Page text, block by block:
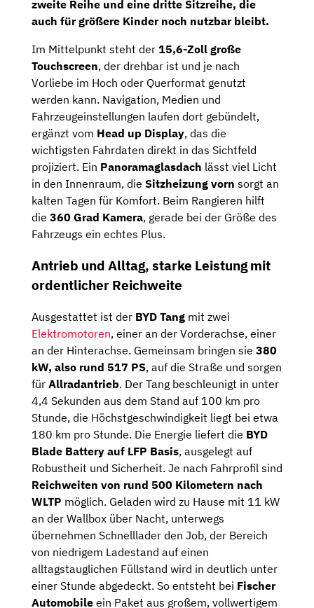
zweite Reihe und eine dritte Sitzreihe, die
auch für größere Kinder noch nutzbar bleibt.
Im Mittelpunkt steht der 15,6-Zoll große
Touchscreen, der drehbar ist und je nach
Vorliebe im Hoch oder Querformat genutzt
werden kann. Navigation, Medien und
Fahrzeugeinstellungen laufen dort gebündelt,
ergänzt vom Head up Display, das die
wichtigsten Fahrdaten direkt in das Sichtfeld
projiziert. Ein Panoramaglasdach lässt viel Licht
in den Innenraum, die Sitzheizung vorn sorgt an
kalten Tagen für Komfort. Beim Rangieren hilft
die 360 Grad Kamera, gerade bei der Größe des
Fahrzeugs ein echtes Plus.
Antrieb und Alltag, starke Leistung mit
ordentlicher Reichweite
Ausgestattet ist der BYD Tang mit zwei
Elektromotoren, einer an der Vorderachse, einer
an der Hinterachse. Gemeinsam bringen sie 380
kW, also rund 517 PS, auf die Straße und sorgen
für Allradantrieb. Der Tang beschleunigt in unter
4,4 Sekunden aus dem Stand auf 100 km pro
Stunde, die Höchstgeschwindigkeit liegt bei etwa
180 km pro Stunde. Die Energie liefert die BYD
Blade Battery auf LFP Basis, ausgelegt auf
Robustheit und Sicherheit. Je nach Fahrprofil sind
Reichweiten von rund 500 Kilometern nach
WLTP möglich. Geladen wird zu Hause mit 11 kW
an der Wallbox über Nacht, unterwegs
übernehmen Schnelllader den Job, der Bereich
von niedrigem Ladestand auf einen
alltagstauglichen Füllstand wird in deutlich unter
einer Stunde abgedeckt. So entsteht bei Fischer
Automobile ein Paket aus großem, vollwertigem